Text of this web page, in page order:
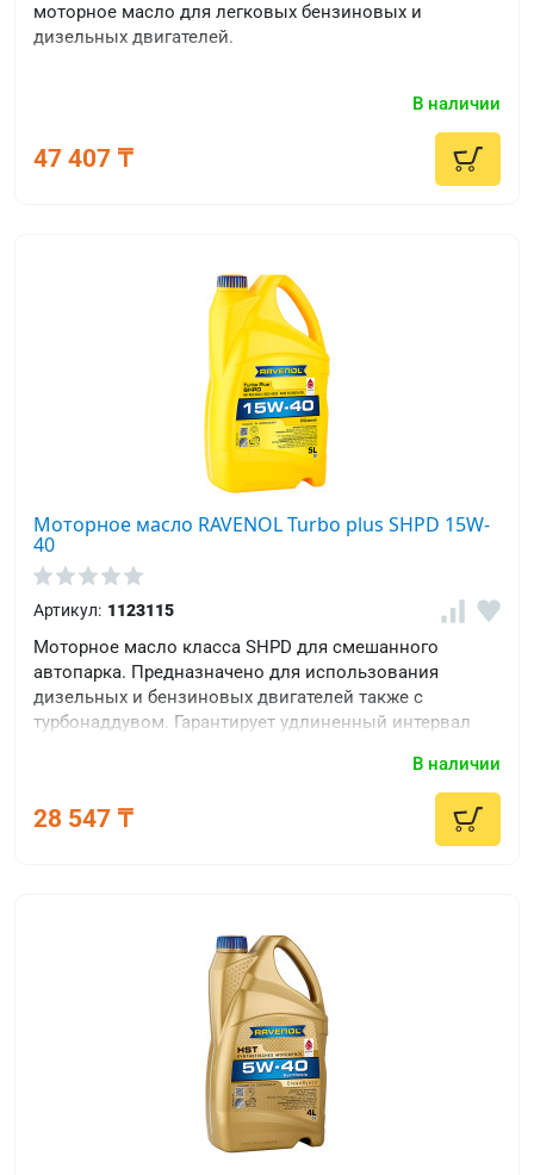
моторное масло для легковых бензиновых и
дизельных двигателей.
В наличии
47 407 ₸
Моторное масло RAVENOL Turbo plus SHPD 15W-
40
Артикул: 1123115
Моторное масло класса SHPD для смешанного
автопарка. Предназначено для использования
дизельных и бензиновых двигателей также с
турбонаддувом. Гарантирует удлиненный интервал
В наличии
28 547 ₸